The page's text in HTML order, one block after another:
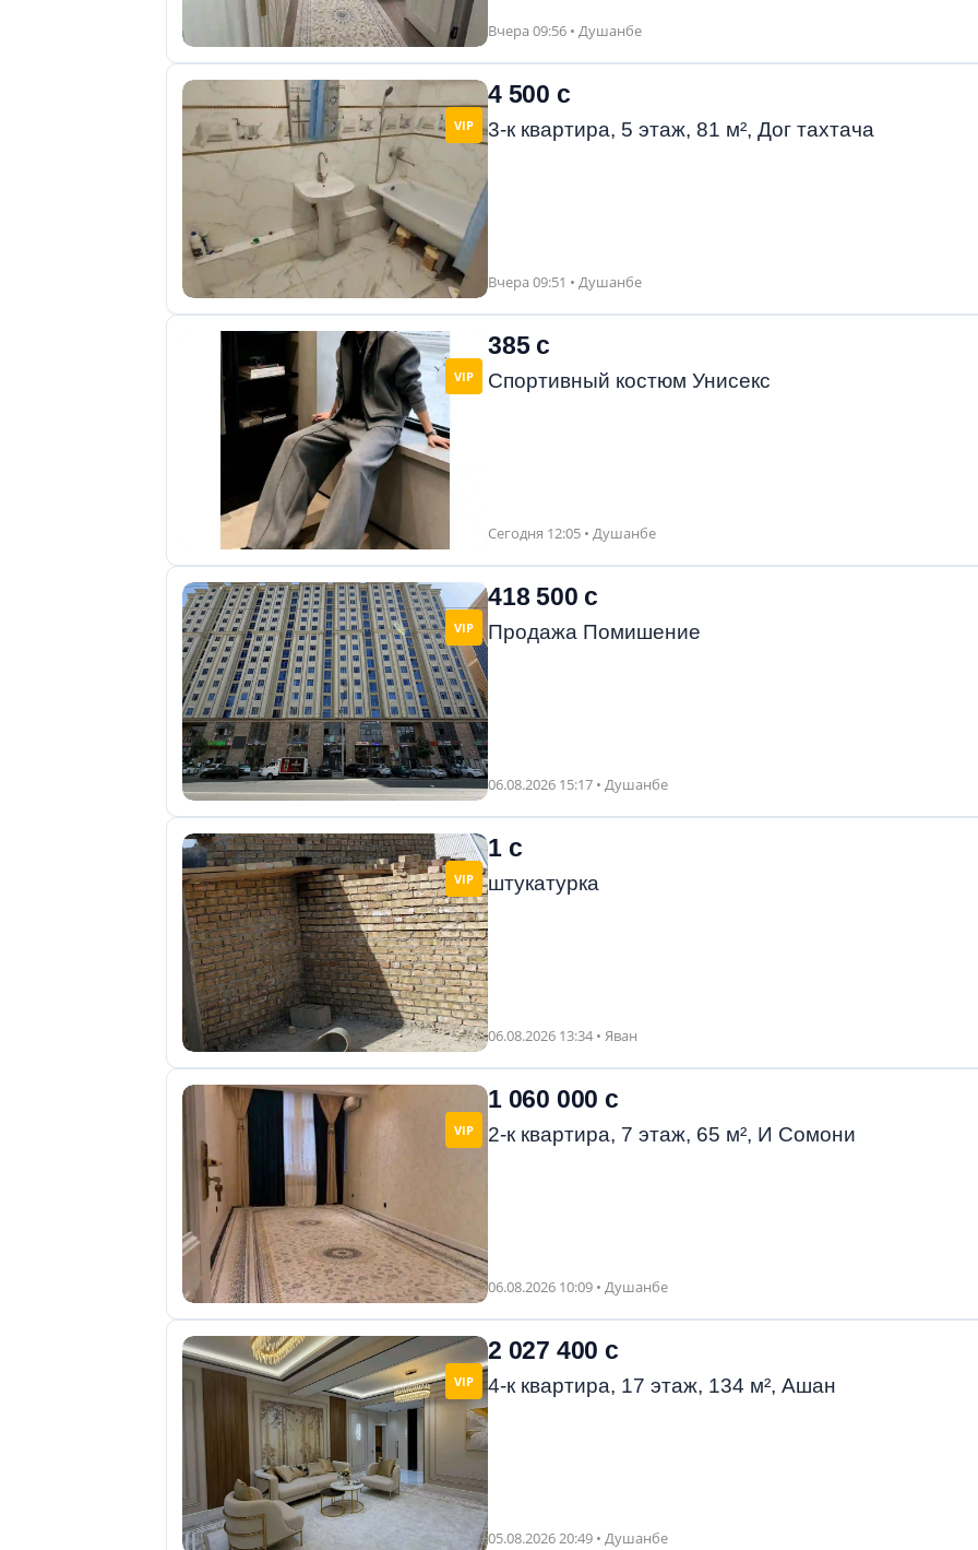
Вчера 09:56 • Душанбе
VIP
4 500 с
3-к квартира, 5 этаж, 81 м², Дог тахтача
Вчера 09:51 • Душанбе
VIP
385 с
Спортивный костюм Унисекс
Сегодня 12:05 • Душанбе
VIP
418 500 с
Продажа Помишение
06.08.2026 15:17 • Душанбе
VIP
1 с
штукатурка
06.08.2026 13:34 • Яван
VIP
1 060 000 с
2-к квартира, 7 этаж, 65 м², И Сомони
06.08.2026 10:09 • Душанбе
VIP
2 027 400 с
4-к квартира, 17 этаж, 134 м², Ашан
05.08.2026 20:49 • Душанбе